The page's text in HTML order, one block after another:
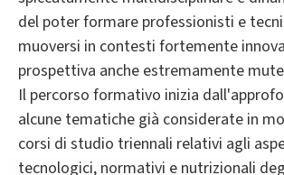
del poter formare professionisti e
muoversi in contesti fortemente
prospettiva anche estremamente
Il percorso formativo inizia
alcune tematiche già considerate in
corsi di studio triennali relativi agli
tecnologici, normativi e nutrizionali